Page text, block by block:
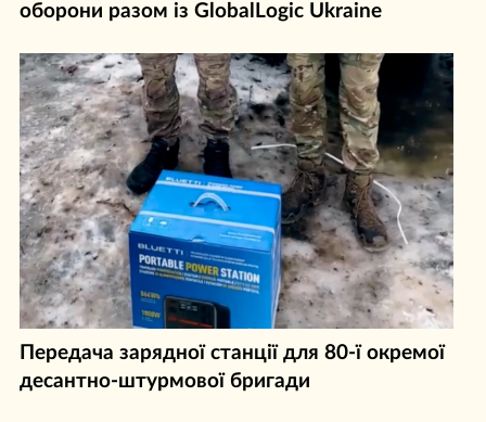
оборони разом із GlobalLogic Ukraine
Передача зарядної станції для 80-ї окремої
десантно-штурмової бригади